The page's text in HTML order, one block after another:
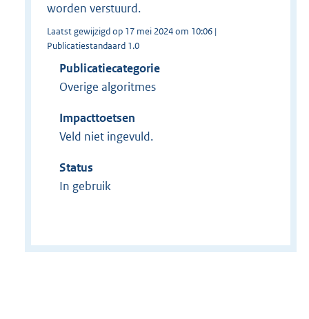
worden verstuurd.
Laatst gewijzigd op 17 mei 2024 om 10:06 |
Publicatiestandaard 1.0
Publicatiecategorie
Overige algoritmes
Impacttoetsen
Veld niet ingevuld.
Status
In gebruik